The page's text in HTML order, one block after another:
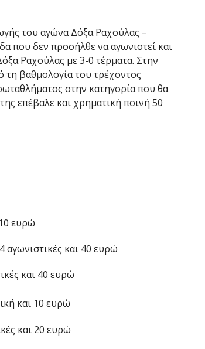
του αγώνα Δόξα Ραχούλας –
που δεν προσήλθε να αγωνιστεί και
Ραχούλας με 3-0 τέρματα. Στην
βαθμολογία του τρέχοντος
στην κατηγορία που θα
επέβαλε και χρηματική ποινή 50
ευρώ
και 40 ευρώ
και 40 ευρώ
και 10 ευρώ
και 20 ευρώ